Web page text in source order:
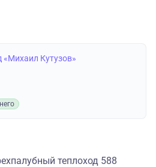
«Михаил Кутузов»
теплоход 588